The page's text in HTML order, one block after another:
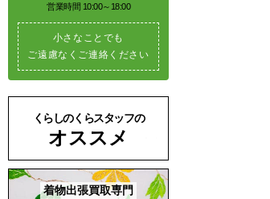
営業時間 10:00～18:00
小さなことでも
ご遠慮なくご連絡ください
くらしのくらスタッフの
オススメ
着物出張買取専門